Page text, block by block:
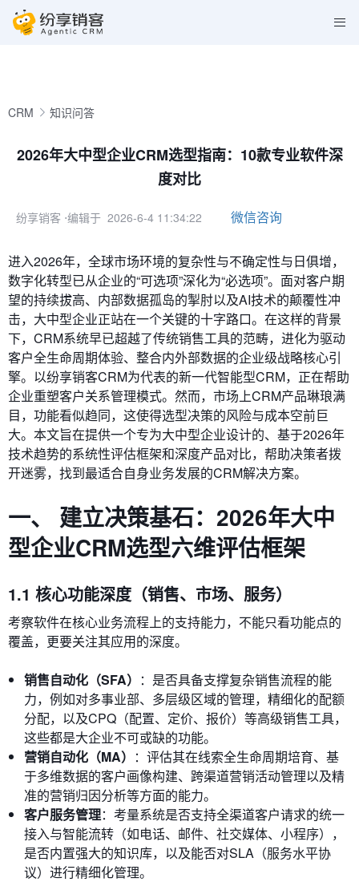
CRM 知识问答
2026年大中型企业CRM选型指南：10款专业软件深
度对比
纷享销客 ⋅编辑于 2026-6-4 11:34:22 微信咨询
进入2026年，全球市场环境的复杂性与不确定性与日俱增，
数字化转型已从企业的“可选项”深化为“必选项”。面对客户期
望的持续拔高、内部数据孤岛的掣肘以及AI技术的颠覆性冲
击，大中型企业正站在一个关键的十字路口。在这样的背景
下，CRM系统早已超越了传统销售工具的范畴，进化为驱动
客户全生命周期体验、整合内外部数据的企业级战略核心引
擎。以纷享销客CRM为代表的新一代智能型CRM，正在帮助
企业重塑客户关系管理模式。然而，市场上CRM产品琳琅满
目，功能看似趋同，这使得选型决策的风险与成本空前巨
大。本文旨在提供一个专为大中型企业设计的、基于2026年
技术趋势的系统性评估框架和深度产品对比，帮助决策者拨
开迷雾，找到最适合自身业务发展的CRM解决方案。
一、 建立决策基石：2026年大中
型企业CRM选型六维评估框架
1.1 核心功能深度（销售、市场、服务）
考察软件在核心业务流程上的支持能力，不能只看功能点的
覆盖，更要关注其应用的深度。
销售自动化（SFA） ：是否具备支撑复杂销售流程的能
力，例如对多事业部、多层级区域的管理，精细化的配额
分配，以及CPQ（配置、定价、报价）等高级销售工具，
这些都是大企业不可或缺的功能。
营销自动化（MA） ：评估其在线索全生命周期培育、基
于多维数据的客户画像构建、跨渠道营销活动管理以及精
准的营销归因分析等方面的能力。
客户服务管理：考量系统是否支持全渠道客户请求的统一
接入与智能流转（如电话、邮件、社交媒体、小程序），
是否内置强大的知识库，以及能否对SLA（服务水平协
议）进行精细化管理。